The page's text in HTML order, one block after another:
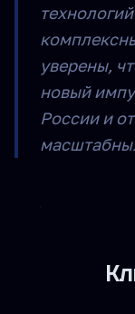
уверены,
новый
России и